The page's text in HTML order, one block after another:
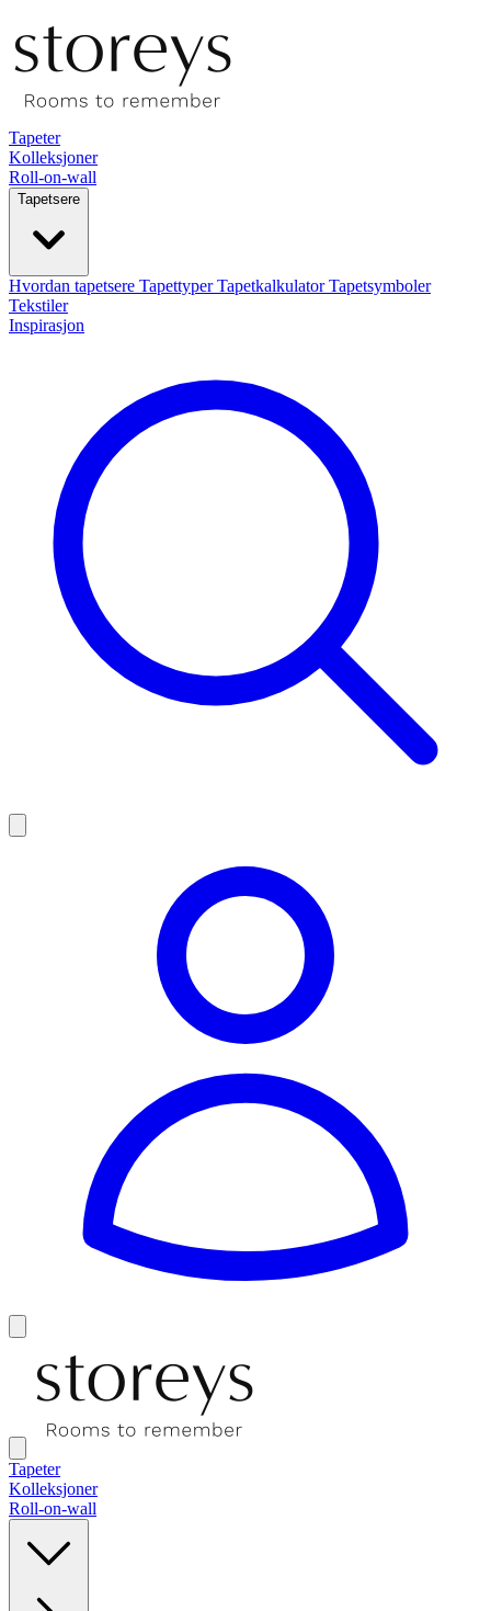
Tapeter
Kolleksjoner
Roll-on-wall
Tapetsere
Hvordan tapetsere TapettyperTapetkalkulatorTapetsymboler
Tekstiler
Inspirasjon
Tapeter
Kolleksjoner
Roll-on-wall